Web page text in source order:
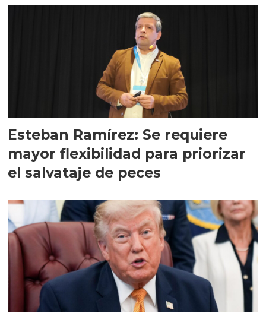
Esteban Ramírez: Se requiere
mayor flexibilidad para priorizar
el salvataje de peces